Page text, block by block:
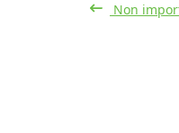
Non